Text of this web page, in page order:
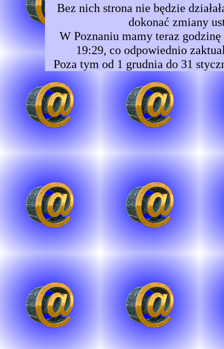
Bez nich strona nie będzie
dokonać zmiany
W Poznaniu mamy teraz
19:29, co odpowiednio
Poza tym od 1 grudnia do 31